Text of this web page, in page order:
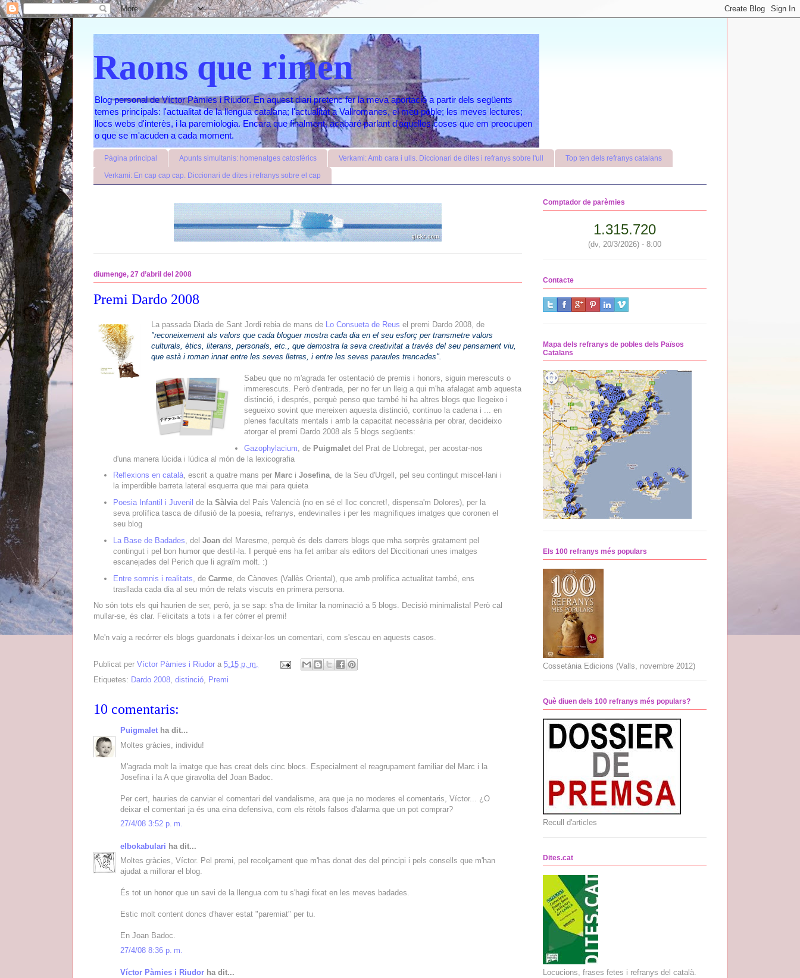
Raons que rimen
Blog personal de Víctor Pàmies i Riudor. En aquest diari pretenc fer la meva aportació a partir dels següents
temes principals: l'actualitat de la llengua catalana; l'actualitat a Vallromanes, el meu poble; les meves lectures;
llocs webs d'interès, i la paremiologia. Encara que finalment, acabaré parlant d'aquelles coses que em preocupen
o que se m'acuden a cada moment.
Pàgina principal Apunts simultanis: homenatges catosfèrics Verkami: Amb cara i ulls. Diccionari de dites i refranys sobre l'ull Top ten dels refranys catalans
Verkami: En cap cap cap. Diccionari de dites i refranys sobre el cap
diumenge, 27 d’abril del 2008
Premi Dardo 2008
La passada Diada de Sant Jordi rebia de mans de Lo Consueta de Reus el premi Dardo 2008, de
"reconeixement als valors que cada bloguer mostra cada dia en el seu esforç per transmetre valors
culturals, ètics, literaris, personals, etc., que demostra la seva creativitat a través del seu pensament viu,
que està i roman innat entre les seves lletres, i entre les seves paraules trencades".
Sabeu que no m'agrada fer ostentació de premis i honors, siguin merescuts o
immerescuts. Però d'entrada, per no fer un lleig a qui m'ha afalagat amb aquesta
distinció, i després, perquè penso que també hi ha altres blogs que llegeixo i
segueixo sovint que mereixen aquesta distinció, continuo la cadena i ... en
plenes facultats mentals i amb la capacitat necessària per obrar, decideixo
atorgar el premi Dardo 2008 als 5 blogs següents:
Gazophylacium , de Puigmalet del Prat de Llobregat, per acostar-nos
d'una manera lúcida i lúdica al món de la lexicografia
Reflexions en català, escrit a quatre mans per Marc i Josefina, de la Seu d'Urgell, pel seu contingut miscel·lani i
la imperdible barreta lateral esquerra que mai para quieta
Poesia Infantil i Juvenil de la Sàlvia del País Valencià (no en sé el lloc concret!, dispensa'm Dolores), per la
seva prolífica tasca de difusió de la poesia, refranys, endevinalles i per les magnífiques imatges que coronen el
seu blog
La Base de Badades , del Joan del Maresme, perquè és dels darrers blogs que mha sorprès gratament pel
contingut i pel bon humor que destil·la. I perquè ens ha fet arribar als editors del Diccitionari unes imatges
escanejades del Perich que li agraïm molt. :)
Entre somnis i realitats , de Carme, de Cànoves (Vallès Oriental), que amb prolífica actualitat també, ens
trasllada cada dia al seu món de relats viscuts en primera persona.
No són tots els qui haurien de ser, però, ja se sap: s'ha de limitar la nominació a 5 blogs. Decisió minimalista! Però cal
mullar-se, és clar. Felicitats a tots i a fer córrer el premi!
Me'n vaig a recórrer els blogs guardonats i deixar-los un comentari, com s'escau en aquests casos.
Publicat per Víctor Pàmies i Riudor a 5:15 p. m.
Etiquetes: Dardo 2008, distinció, Premi
10 comentaris:
Puigmalet ha dit...
Moltes gràcies, individu!
M'agrada molt la imatge que has creat dels cinc blocs. Especialment el reagrupament familiar del Marc i la
Josefina i la A que giravolta del Joan Badoc.
Per cert, hauries de canviar el comentari del vandalisme, ara que ja no moderes el comentaris, Víctor... ¿O
deixar el comentari ja és una eina defensiva, com els rètols falsos d'alarma que un pot comprar?
27/4/08 3:52 p. m.
elbokabulari ha dit...
Moltes gràcies, Víctor. Pel premi, pel recolçament que m'has donat des del principi i pels consells que m'han
ajudat a millorar el blog.
És tot un honor que un savi de la llengua com tu s'hagi fixat en les meves badades.
Estic molt content doncs d'haver estat "paremiat" per tu.
En Joan Badoc.
27/4/08 8:36 p. m.
Víctor Pàmies i Riudor ha dit...
Comptador de parèmies
1.315.720
(dv, 20/3/2026) - 8:00
Contacte
Mapa dels refranys de pobles dels Països
Catalans
Els 100 refranys més populars
Cossetània Edicions (Valls, novembre 2012)
Què diuen dels 100 refranys més populars?
Recull d'articles
Dites.cat
Locucions, frases fetes i refranys del català.